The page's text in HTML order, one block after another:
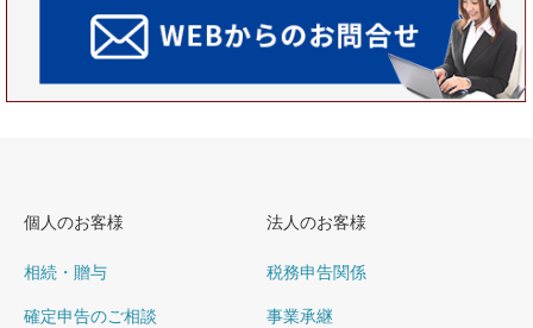
個人のお客様
相続・贈与
確定申告のご相談
法人のお客様
税務申告関係
事業承継